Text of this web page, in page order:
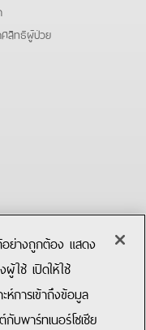
ศสิทธิผู้ป่วย
อย่างถูกต้อง แสดง
ใช้ เปิดให้ใช้
ห์การเข้าถึงข้อมูล
บพาร์ทเนอร์โซเชีย